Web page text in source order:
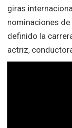
giras
nominaciones
definido la
actriz,